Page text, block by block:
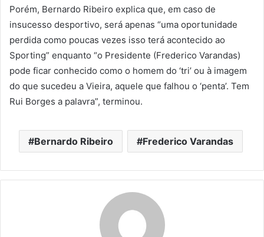
Porém, Bernardo Ribeiro explica que, em caso de
insucesso desportivo, será apenas “uma oportunidade
perdida como poucas vezes isso terá acontecido ao
Sporting” enquanto “o Presidente (Frederico Varandas)
pode ficar conhecido como o homem do ‘tri’ ou à imagem
do que sucedeu a Vieira, aquele que falhou o ‘penta’. Tem
Rui Borges a palavra”, terminou.
Bernardo Ribeiro Frederico Varandas